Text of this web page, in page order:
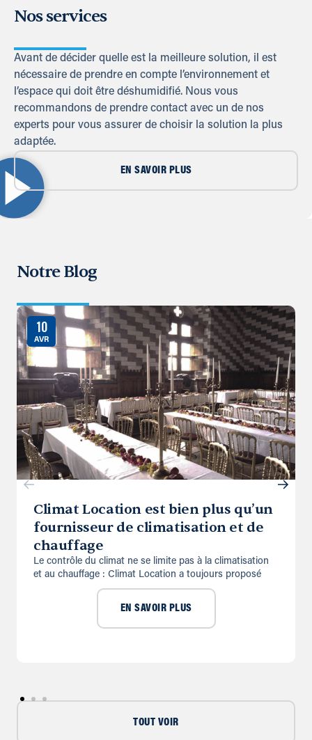
Nos services
Avant de décider quelle est la meilleure solution, il est
nécessaire de prendre en compte l’environnement et
l’espace qui doit être déshumidifié. Nous vous
recommandons de prendre contact avec un de nos
experts pour vous assurer de choisir la solution la plus
adaptée.
EN SAVOIR PLUS
Notre Blog
10
AVR
Climat Location est bien plus qu’un
fournisseur de climatisation et de
chauffage
Le contrôle du climat ne se limite pas à la climatisation
et au chauffage : Climat Location a toujours proposé
EN SAVOIR PLUS
TOUT VOIR